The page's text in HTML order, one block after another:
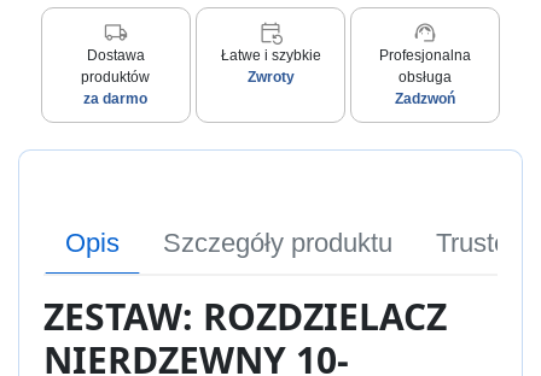
local_shipping
Dostawa
produktów
za darmo
event_repeat
Łatwe i szybkie
Zwroty
support_agent
Profesjonalna
obsługa
Zadzwoń
Opis Szczegóły produktu Trusted
ZESTAW: ROZDZIELACZ
NIERDZEWNY 10-